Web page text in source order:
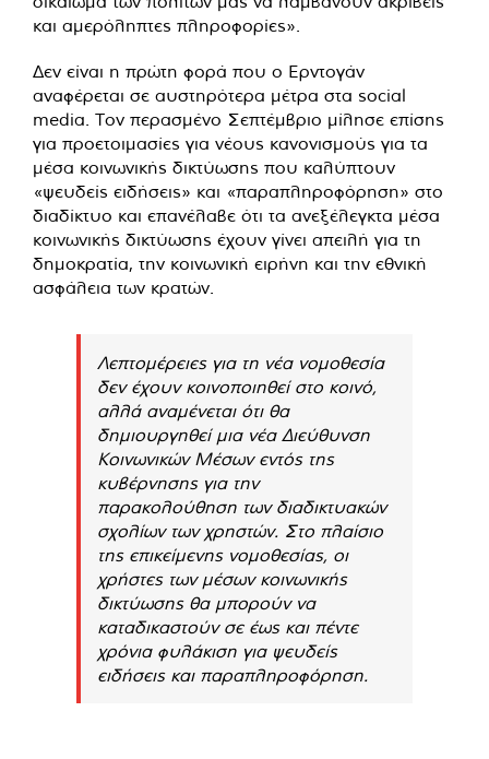
και αμερόληπτες πληροφορίες».
Δεν είναι η πρώτη φορά που ο Ερντογάν
αναφέρεται σε αυστηρότερα μέτρα στα social
media. Τον περασμένο Σεπτέμβριο μίλησε επίσης
για προετοιμασίες για νέους κανονισμούς για τα
μέσα κοινωνικής δικτύωσης που καλύπτουν
«ψευδείς ειδήσεις» και «παραπληροφόρηση» στο
διαδίκτυο και επανέλαβε ότι τα ανεξέλεγκτα μέσα
κοινωνικής δικτύωσης έχουν γίνει απειλή για τη
δημοκρατία, την κοινωνική ειρήνη και την εθνική
ασφάλεια των κρατών.
Λεπτομέρειες για τη νέα νομοθεσία
δεν έχουν κοινοποιηθεί στο κοινό,
αλλά αναμένεται ότι θα
δημιουργηθεί μια νέα Διεύθυνση
Κοινωνικών Μέσων εντός της
κυβέρνησης για την
παρακολούθηση των διαδικτυακών
σχολίων των χρηστών. Στο πλαίσιο
της επικείμενης νομοθεσίας, οι
χρήστες των μέσων κοινωνικής
δικτύωσης θα μπορούν να
καταδικαστούν σε έως και πέντε
χρόνια φυλάκιση για ψευδείς
ειδήσεις και παραπληροφόρηση.